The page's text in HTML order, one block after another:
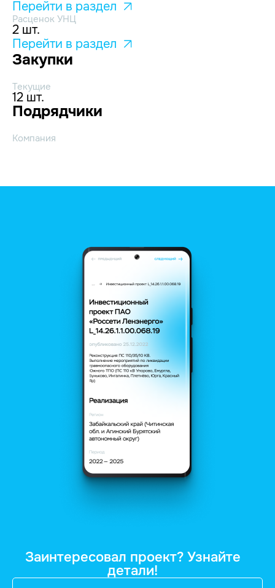
Перейти в раздел
Расценок УНЦ
2 шт.
Перейти в раздел
Закупки
Текущие
12 шт.
Подрядчики
Компания
Заинтересовал проект? Узнайте
детали!